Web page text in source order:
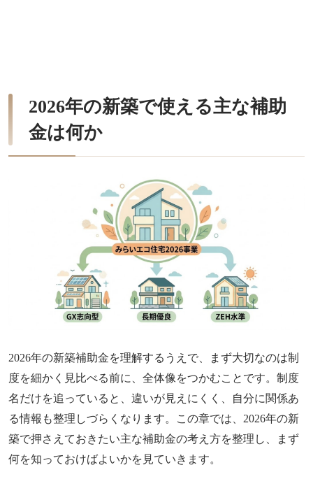
2026年の新築で使える主な補助
金は何か
2026年の新築補助金を理解するうえで、まず大切なのは制
度を細かく見比べる前に、全体像をつかむことです。制度
名だけを追っていると、違いが見えにくく、自分に関係あ
る情報も整理しづらくなります。この章では、2026年の新
築で押さえておきたい主な補助金の考え方を整理し、まず
何を知っておけばよいかを見ていきます。